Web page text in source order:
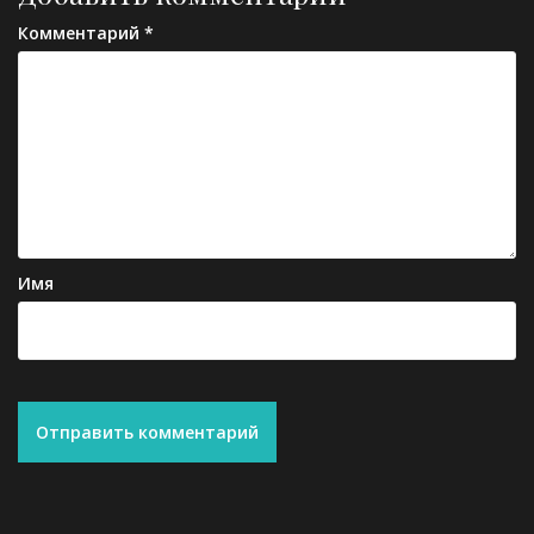
Комментарий *
Имя